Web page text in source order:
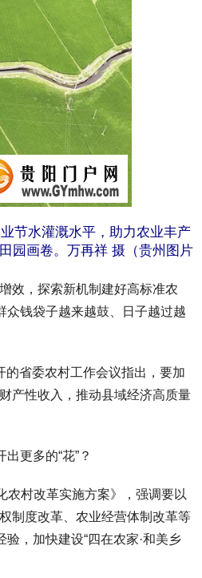
节水灌溉水平，助力农业丰产
园画卷。万再祥 摄（贵州图片
，探索新机制建好高标准农
钱袋子越来越鼓、日子越过越
省委农村工作会议指出，要加
产性收入，推动县域经济高质量
更多的“花”？
村改革实施方案》，强调要以
制度改革、农业经营体制改革等
，加快建设“四在农家·和美乡